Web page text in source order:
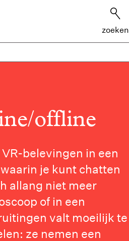
zoeken
offline
belevingen in een
je kunt chatten
allang niet meer
of in een
valt moeilijk te
ze nemen een